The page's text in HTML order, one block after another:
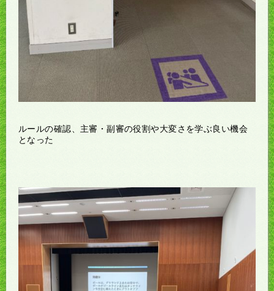
ルールの確認、主審・副審の役割や大変さを学ぶ良い機会
となった